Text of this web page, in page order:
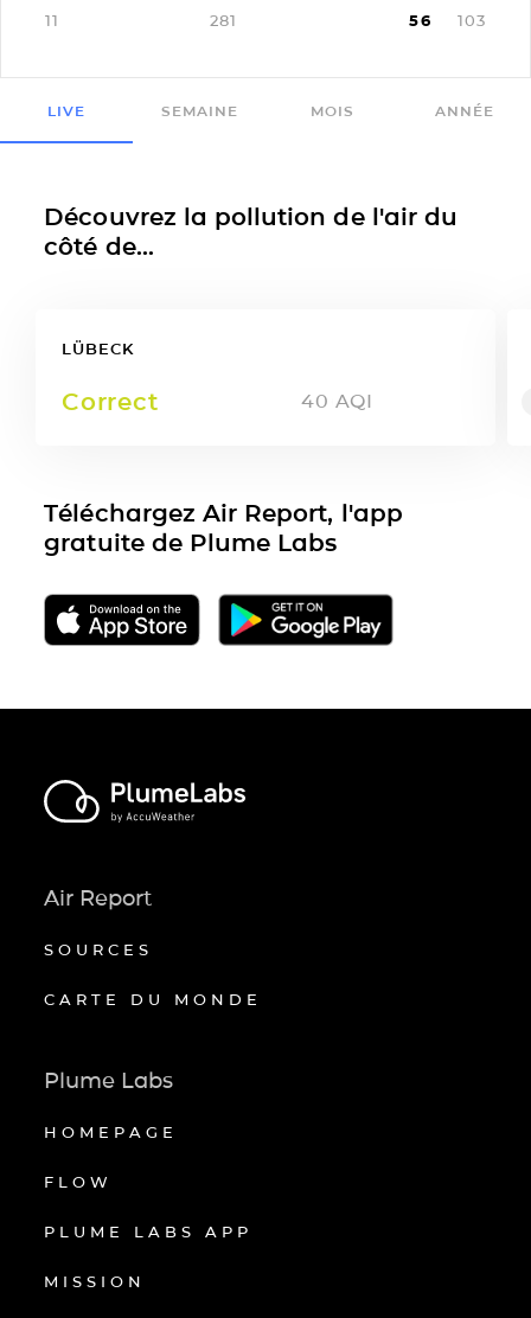
11 281 56 103
LIVE SEMAINE MOIS ANNÉE
Découvrez la pollution de l'air du
côté de...
LÜBECK
Correct 40 AQI
Téléchargez Air Report, l'app
gratuite de Plume Labs
Air Report
SOURCES
CARTE DU MONDE
Plume Labs
HOMEPAGE
FLOW
PLUME LABS APP
MISSION